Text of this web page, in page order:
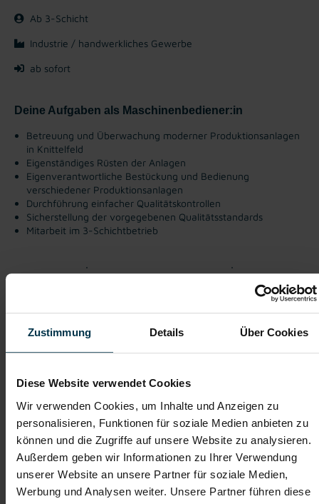
Zustimmung Details Über Cookies
Diese Website verwendet Cookies
Wir verwenden Cookies, um Inhalte und Anzeigen zu
personalisieren, Funktionen für soziale Medien anbieten zu
können und die Zugriffe auf unsere Website zu analysieren.
Außerdem geben wir Informationen zu Ihrer Verwendung
unserer Website an unsere Partner für soziale Medien,
Werbung und Analysen weiter. Unsere Partner führen diese
Ab 3-Schicht
Industrie / handwerkliches Gewerbe
ab sofort
Deine Aufgaben als Maschinenbediener:in
Betreuung und Überwachung moderner Produktionsanlagen
in Knittelfeld
Eigenständiges Rüsten der Anlagen
Eigenverantwortliche Bestückung und Bedienung
verschiedener Produktionsanlagen
Durchführung einfacher Qualitätskontrollen
Sicherstellung der vorgegebenen Qualitätsstandards
Mitarbeit im 3-Schichtbetrieb
Gratis Parkplatz
Dienstverhältnis
Teamorientierte Unternehmenskultur
Bewirb dich jetzt und werde Teil eines erfolgreichen
Produktionsteams!